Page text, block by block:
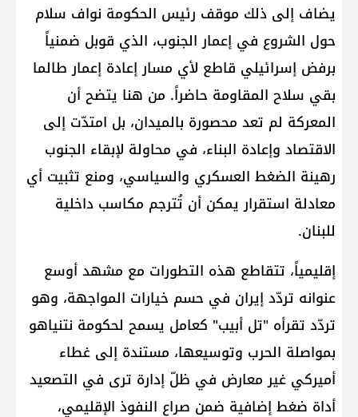
يضاف إلى ذلك موقف رئيس الحكومة نواف سلام
حول الشروع في إعمار الجنوب، الذي قوبل ضمنياً
برفض إسرائيلي قاطع لأي مسار إعادة إعمار طالما
بقي سلاح المقاومة حاضراً. من هنا يتضح أن
المعركة لم تعد محصورة بالميدان، بل امتدّت إلى
الاقتصاد وإعادة البناء، في محاولة لإبقاء الجنوب
رهينة الضغط العسكري والسياسي، ومنع تثبيت أي
معادلة استقرار يمكن أن تُترجم مكاسب داخلية
للبنان.
إقليمياً، تتقاطع هذه التطورات مع مشهد أوسع
عنوانه تردّد إيران في حسم خيارات المواجهة، وهو
تردّد تقرأه "تل أبيب" كعامل يسمح لحكومة نتنياهو
بمواصلة الحرب وتوسيعها، مستندة إلى غطاء
أميركي غير معارض في ظلّ إدارة ترى في التصعيد
أداة ضغط إضافية ضمن صراع النفوذ الإقليمي،